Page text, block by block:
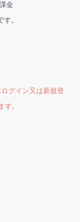
金
。
グイン又は新規登
す。